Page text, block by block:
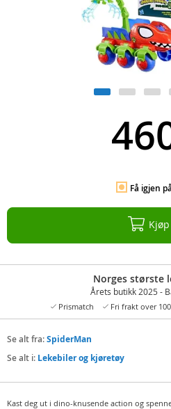
Få igjen
Norges største
Årets butikk 2025 -
Prismatch Fri frakt over
Se alt fra:SpiderMan
Se alt i: Lekebiler og kjøretøy
Kast deg ut i dino-knusende action og